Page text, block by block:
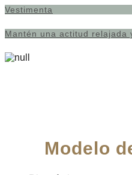
Vestimenta
Mantén una actitud relajada
Modelo